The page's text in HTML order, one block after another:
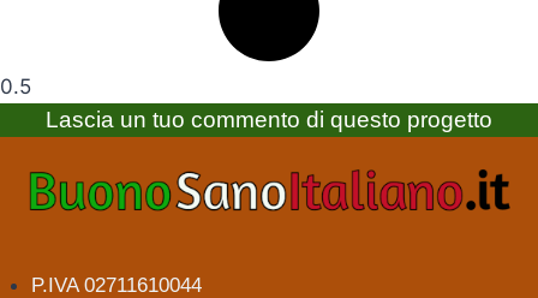
Lascia un tuo commento di questo progetto
P.IVA 02711610044